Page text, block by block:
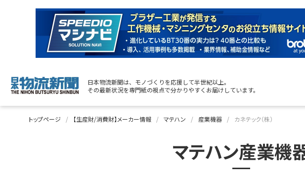
日本物流新聞は、モノづくりを応援して半世紀以上。
その最新状況を専門紙の視点で分かりやすくお届けしています。
トップページ 【生産財/消費財】メーカー情報 マテハン 産業機器 カネテック（株）
マテハン産業機